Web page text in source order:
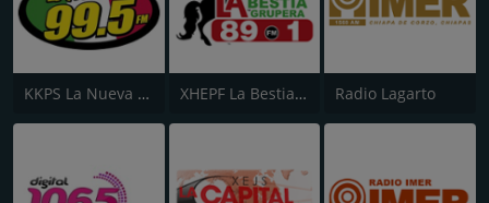
KKPS La Nueva 99.5 FM XHEPF La Bestia Grupera - Ensenada Radio Lagarto